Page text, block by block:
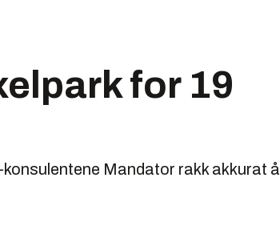
for 19
Mandator rakk akkurat å